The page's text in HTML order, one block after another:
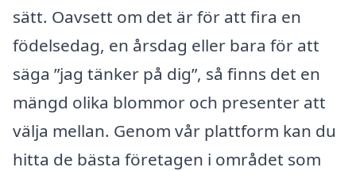
sätt. Oavsett om det är för att fira en
födelsedag, en årsdag eller bara för att
säga ”jag tänker på dig”, så finns det en
mängd olika blommor och presenter att
välja mellan. Genom vår plattform kan du
hitta de bästa företagen i området som